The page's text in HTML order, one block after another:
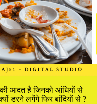
आदत है जिनको आंधियों से
डरने लगेंगे फिर बांदियों से ?